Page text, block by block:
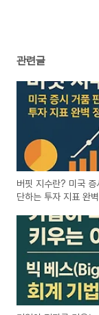
관련글
버핏 지수란? 미국 증
단하는 투자 지표 완벽